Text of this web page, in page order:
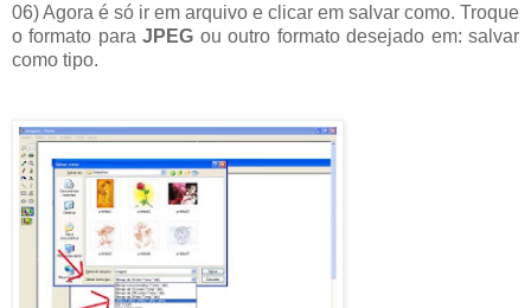
06) Agora é só ir em arquivo e clicar em salvar como. Troque
o formato paraJPEG ou outro formato desejado em: salvar
como tipo.